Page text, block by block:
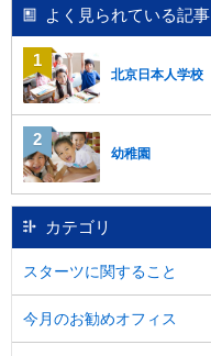
よく見られている記事
北京日本人学校
幼稚園
カテゴリ
スターツに関すること
今月のお勧めオフィス